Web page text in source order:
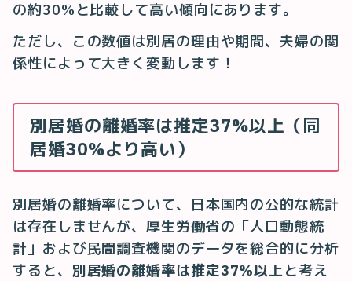
の約30%と比較して高い傾向にあります。
ただし、この数値は別居の理由や期間、夫婦の関
係性によって大きく変動します！
別居婚の離婚率は推定37%以上（同
居婚30%より高い）
別居婚の離婚率について、日本国内の公的な統計
は存在しませんが、厚生労働省の「人口動態統
計」および民間調査機関のデータを総合的に分析
すると、 別居婚の離婚率は推定37%以上 と考え